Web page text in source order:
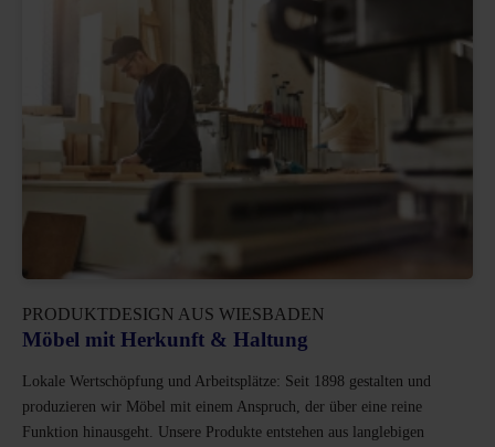
PRODUKTDESIGN AUS WIESBADEN
Möbel mit Herkunft & Haltung
Lokale Wertschöpfung und Arbeitsplätze: Seit 1898 gestalten und
produzieren wir Möbel mit einem Anspruch, der über eine reine
Funktion hinausgeht. Unsere Produkte entstehen aus langlebigen